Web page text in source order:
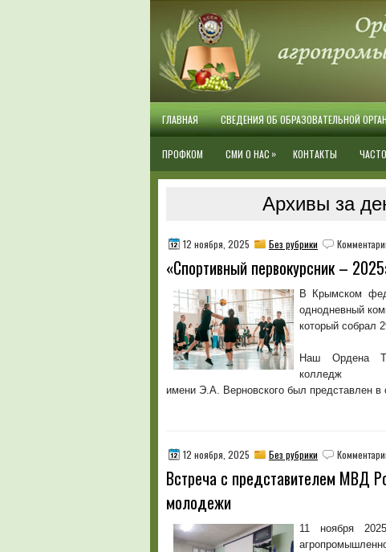
ГЛАВНАЯ СВЕДЕНИЯ ОБ ОБРАЗОВАТЕЛЬНОЙ
ПРОФКОМ СМИ О НАС » КОНТАКТЫ
Архивы за
12 ноября, 2025 Без рубрики
«Спортивный первокурсник –
В Крымском
однодневный
который собрал
Наш Ордена
колледж
имени Э.А. Верновского был представлен в
12 ноября, 2025 Без рубрики
Встреча с представителем МВД
молодежи
11 ноября